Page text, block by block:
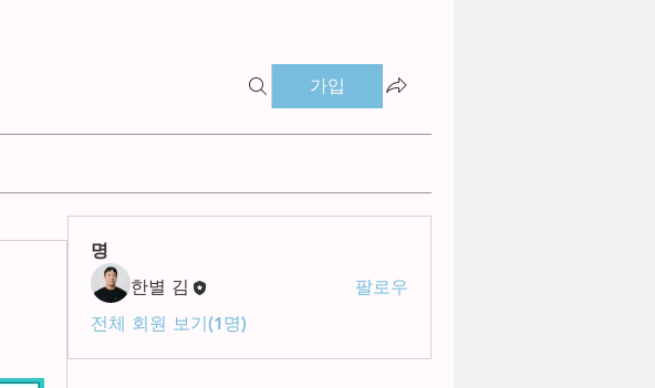
가입
명
한별 김
팔로우
전체 회원 보기(1명)